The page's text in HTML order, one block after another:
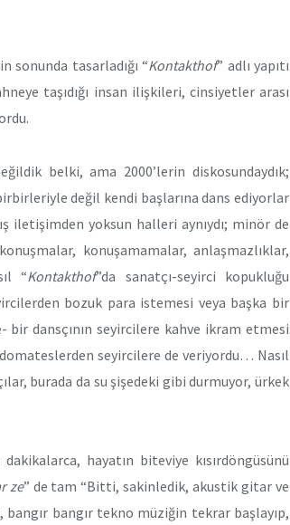
sonunda tasarladığı “Kontakthof” adlı yapıtı
taşıdığı insan ilişkileri, cinsiyetler arası
belki, ama 2000’lerin diskosundaydık;
değil kendi başlarına dans ediyorlar
iletişimden yoksun halleri aynıydı; minör de
konuşamamalar, anlaşmazlıklar,
“Kontakthof”da sanatçı-seyirci kopukluğu
bozuk para istemesi veya başka bir
bir dansçının seyircilere kahve ikram etmesi
seyircilere de veriyordu… Nasıl
burada da su şişedeki gibi durmuyor, ürkek
hayatın biteviye kısırdöngüsünü
ze” de tam “Bitti, sakinledik, akustik gitar ve
bangır tekno müziğin tekrar başlayıp,